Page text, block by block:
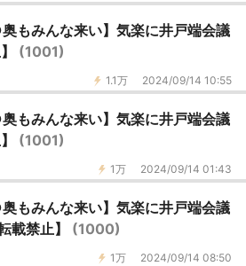
もみんな来い】気楽に井戸端会議
(1001)
1.1万 2024/09/14 10:55
もみんな来い】気楽に井戸端会議
(1001)
1万 2024/09/14 01:43
もみんな来い】気楽に井戸端会議
載禁止】 (1000)
1万 2024/09/14 08:50